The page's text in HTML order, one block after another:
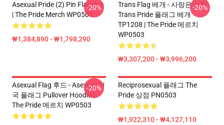
Asexual Pride (2) Pin Flagship
| The Pride Merch WP0503
₩1,384,890 - ₩1,798,290
-20%
Trans Flag 베개 - 사랑은 사랑
Trans Pride 플래그 베개
TP1208 | The Pride 메르치
WP0503
₩3,307,200 - ₩3,996,200
-20%
Asexual Flag 후드 - Asexual 미
국 플래그 Pullover Hoodie |
The Pride 메르치 WP0503
-20%
Reciprosexual 플래그 The
Pride 상점 PN0503
₩1,922,310 - ₩4,127,110